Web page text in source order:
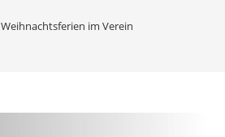
Weihnachtsferien im Verein